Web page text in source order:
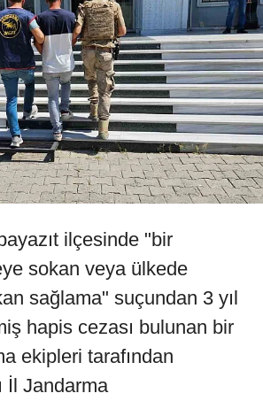
ilçesinde "bir
sokan veya ülkede
sağlama" suçundan 3 yıl
hapis cezası bulunan bir
ekipleri tarafından
İl Jandarma